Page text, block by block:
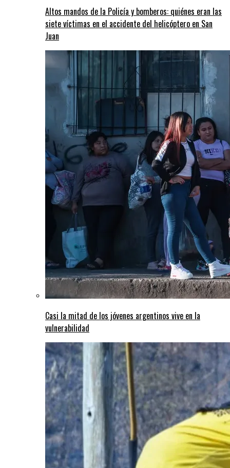
Altos mandos de la Policía y bomberos: quiénes eran las
siete víctimas en el accidente del helicóptero en San
Juan
Casi la mitad de los jóvenes argentinos vive en la
vulnerabilidad